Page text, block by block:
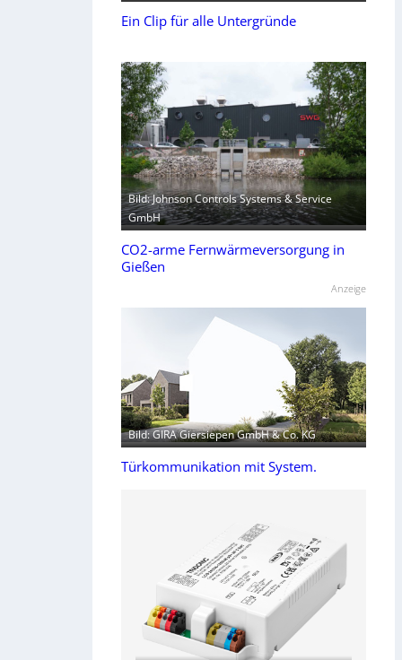
Ein Clip für alle Untergründe
Bild: Johnson Controls Systems & Service
GmbH
CO2-arme Fernwärmeversorgung in
Gießen
Anzeige
Bild: GIRA Giersiepen GmbH & Co. KG
Türkommunikation mit System.